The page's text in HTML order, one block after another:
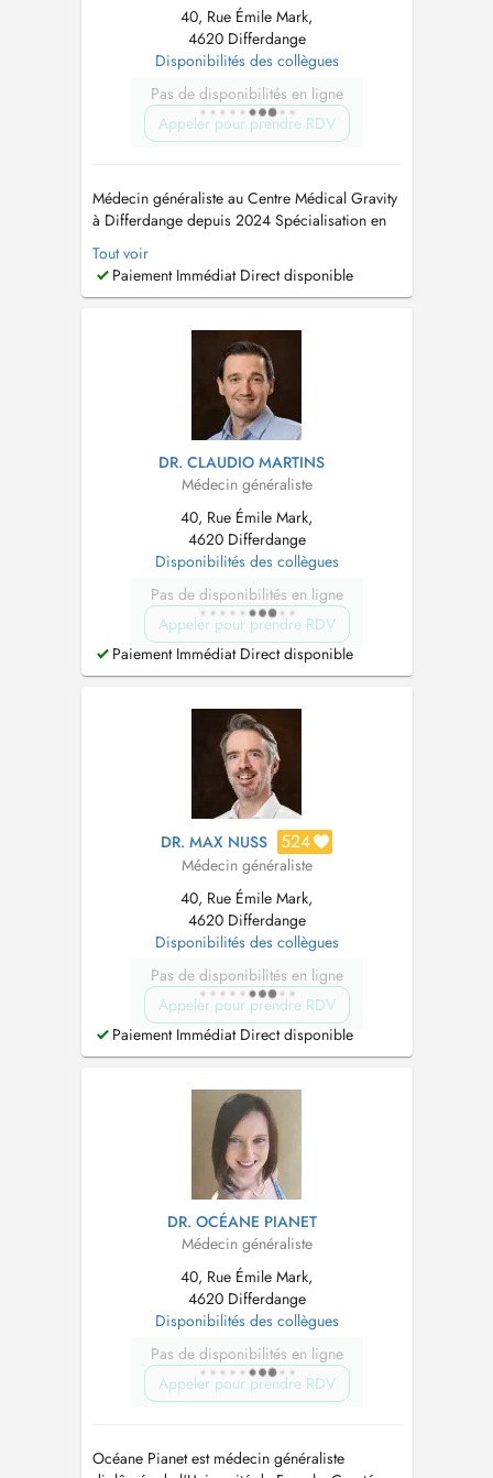
40, Rue Émile Mark,
4620 Differdange
Disponibilités des collègues
Pas de disponibilités en ligne
Appeler pour prendre RDV
Médecin généraliste au Centre Médical Gravity
à Differdange depuis 2024 Spécialisation en
Médecine générale à l'Université de
Luxembourg en 2023 Bachelor et Master en
Médecine à L'Université Catholique de Louvain
partir de 3 ans...
Tout voir
Paiement Immédiat Direct disponible
DR. CLAUDIO MARTINS
Médecin généraliste
40, Rue Émile Mark,
4620 Differdange
Disponibilités des collègues
Pas de disponibilités en ligne
Appeler pour prendre RDV
Paiement Immédiat Direct disponible
DR. MAX NUSS 524
Médecin généraliste
40, Rue Émile Mark,
4620 Differdange
Disponibilités des collègues
Pas de disponibilités en ligne
Appeler pour prendre RDV
Paiement Immédiat Direct disponible
DR. OCÉANE PIANET
Médecin généraliste
40, Rue Émile Mark,
4620 Differdange
Disponibilités des collègues
Pas de disponibilités en ligne
Appeler pour prendre RDV
Océane Pianet est médecin généraliste